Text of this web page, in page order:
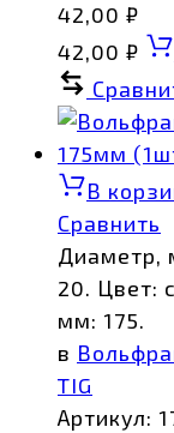
42,00 ₽
42,00 ₽
В
Сравнить
Диаметр,
20. Цвет:
мм: 175.
в
TIG
Артикул: